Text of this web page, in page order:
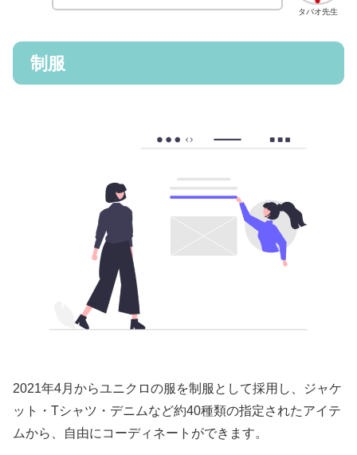
タバオ先生
制服
2021年4月からユニクロの服を制服として採用し、ジャケ
ット・Tシャツ・デニムなど約40種類の指定されたアイテ
ムから、自由にコーディネートができます。